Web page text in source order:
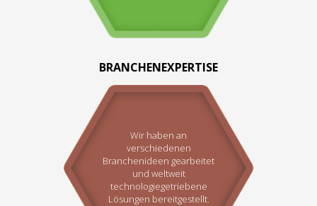
BRANCHENEXPERTISE
Wir haben an
verschiedenen
Branchenideen gearbeitet
und weltweit
technologiegetriebene
Lösungen bereitgestellt.